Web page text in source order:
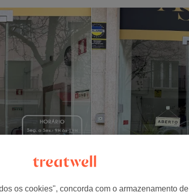
os cookies", concorda com o armazenamento de